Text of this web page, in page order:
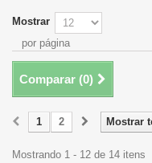
Mostrar
por página
Comparar (0)
Mostrar
1 2
Mostrando 1 - 12 de 14 itens